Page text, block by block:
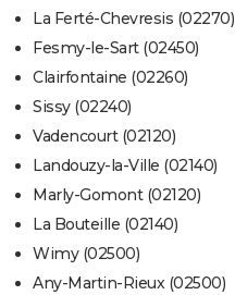
La Ferté-Chevresis (02270)
Fesmy-le-Sart (02450)
Clairfontaine (02260)
Sissy (02240)
Vadencourt (02120)
Landouzy-la-Ville (02140)
Marly-Gomont (02120)
La Bouteille (02140)
Wimy (02500)
Any-Martin-Rieux (02500)